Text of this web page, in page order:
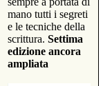
mano tutti i segreti
e le tecniche della
scrittura. Settima
edizione ancora
ampliata